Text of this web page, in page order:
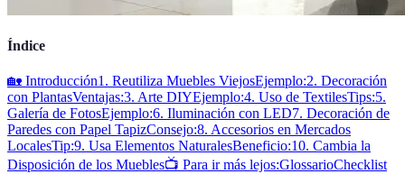
Índice
🏡 Introducción1. Reutiliza Muebles ViejosEjemplo:2. Decoración
con PlantasVentajas:3. Arte DIYEjemplo:4. Uso de TextilesTips:5.
Galería de FotosEjemplo:6. Iluminación con LED7. Decoración de
Paredes con Papel TapizConsejo:8. Accesorios en Mercados
LocalesTip:9. Usa Elementos NaturalesBeneficio:10. Cambia la
Disposición de los Muebles📺 Para ir más lejos:GlossarioChecklist